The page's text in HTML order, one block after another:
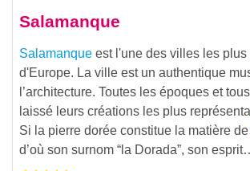
Salamanque
Salamanque est l'une des villes les
d'Europe. La ville est un authentique
l’architecture. Toutes les époques et
laissé leurs créations les plus
Si la pierre dorée constitue la matière de
d’où son surnom “la Dorada”, son